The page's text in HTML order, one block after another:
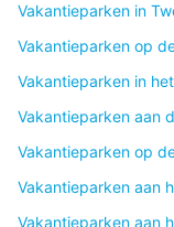
Vakantieparken in
Vakantieparken op
Vakantieparken in
Vakantieparken aan
Vakantieparken op
Vakantieparken aan
Vakantieparken aan